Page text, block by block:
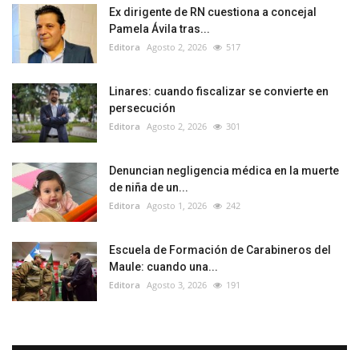
Ex dirigente de RN cuestiona a concejal
Pamela Ávila tras...
Editora Agosto 2, 2026 517
Linares: cuando fiscalizar se convierte en
persecución
Editora Agosto 2, 2026 301
Denuncian negligencia médica en la muerte
de niña de un...
Editora Agosto 1, 2026 242
Escuela de Formación de Carabineros del
Maule: cuando una...
Editora Agosto 3, 2026 191